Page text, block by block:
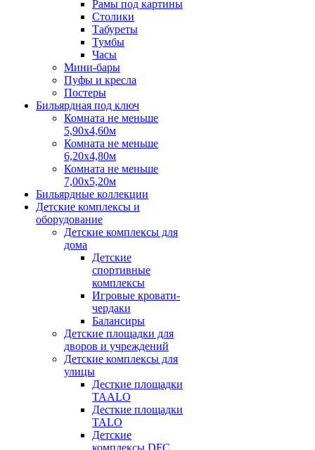
Рамы под картины
Столики
Табуреты
Тумбы
Часы
Мини-бары
Пуфы и кресла
Постеры
Бильярдная под ключ
Комната не меньше
5,90х4,60м
Комната не меньше
6,20х4,80м
Комната не меньше
7,00х5,20м
Бильярдные коллекции
Детские комплексы и
оборудование
Детские комплексы для
дома
Детские
спортивные
комплексы
Игровые кровати-
чердаки
Балансиры
Детские площадки для
дворов и учреждений
Детские комплексы для
улицы
Десткие площадки
TAALO
Десткие площадки
TALO
Детские
комплексы DFC